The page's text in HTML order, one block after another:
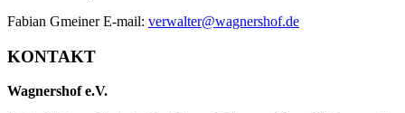
Fabian Gmeiner E-mail: verwalter@wagnershof.de
KONTAKT
Wagnershof e.V.